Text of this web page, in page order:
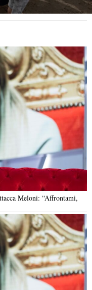
Meloni: “Affrontami,